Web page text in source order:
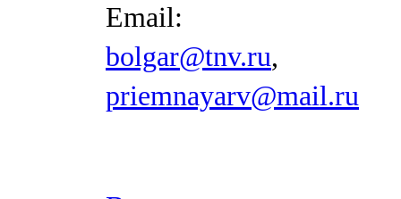
Email:
bolgar@tnv.ru,
priemnayarv@mail.ru